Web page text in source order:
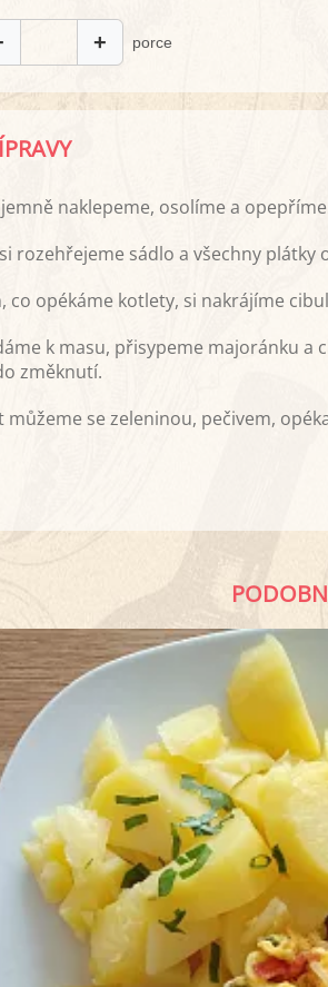
+ porce
naklepeme, osolíme a
rozehřejeme sádlo a všechny
co opékáme kotlety, si nakrájíme
k masu, přisypeme majoránku a
změknutí.
můžeme se zeleninou, pečivem,